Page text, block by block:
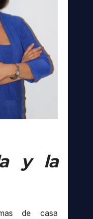
y la
de casa